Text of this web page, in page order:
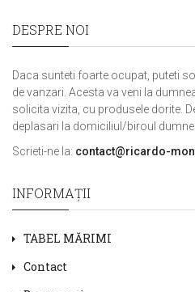
DESPRE NOI
Daca sunteti foarte ocupat, puteti
de vanzari. Acesta va veni la
solicita vizita, cu produsele dorite.
deplasari la domiciliul/biroul
Scrieti-ne la: contact@ricardo-
INFORMAŢII
TABEL MĂRIMI
Contact